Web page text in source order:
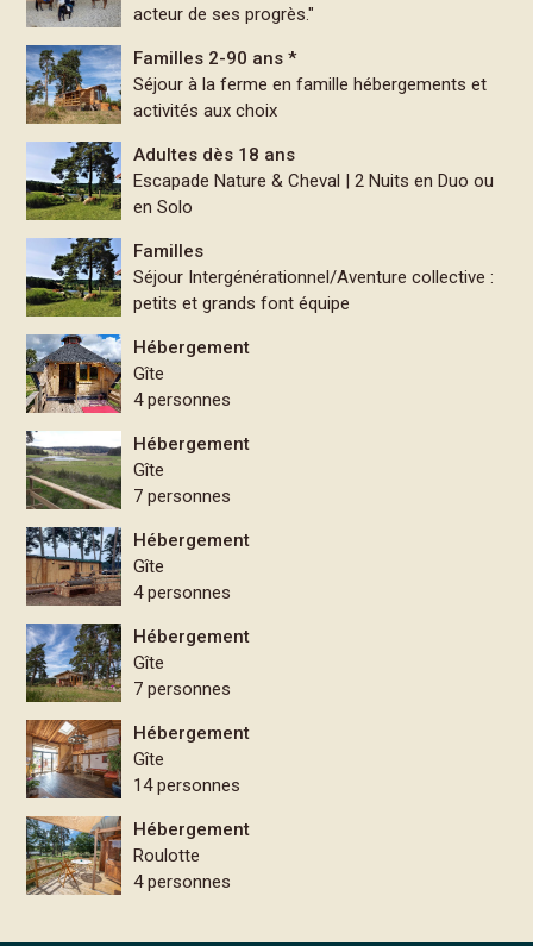
acteur de ses progrès."
Familles 2-90 ans *
Séjour à la ferme en famille hébergements et
activités aux choix
Adultes dès 18 ans
Escapade Nature & Cheval | 2 Nuits en Duo ou
en Solo
Familles
Séjour Intergénérationnel/Aventure collective :
petits et grands font équipe
Hébergement
Gîte
4 personnes
Hébergement
Gîte
7 personnes
Hébergement
Gîte
4 personnes
Hébergement
Gîte
7 personnes
Hébergement
Gîte
14 personnes
Hébergement
Roulotte
4 personnes